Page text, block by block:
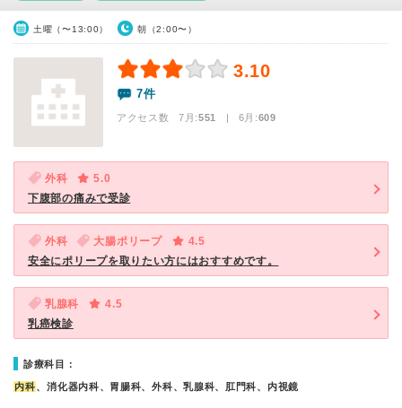
土曜（〜13:00） 朝（2:00〜）
3.10
7件
アクセス数 7月:551 | 6月:609
外科
5.0
下腹部の痛みで受診
外科 大腸ポリープ
4.5
安全にポリープを取りたい方にはおすすめです。
乳腺科
4.5
乳癌検診
診療科目：
内科、消化器内科、胃腸科、外科、乳腺科、肛門科、内視鏡